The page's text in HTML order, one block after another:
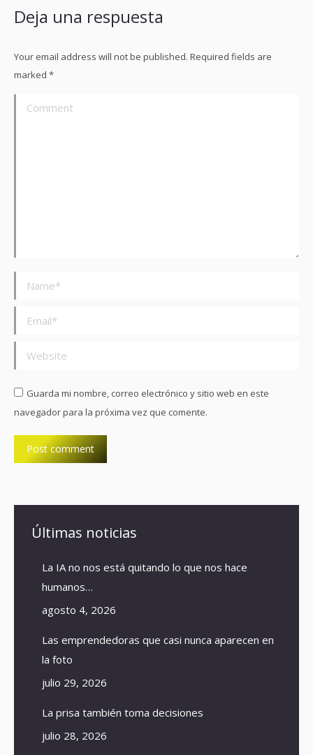
Deja una respuesta
Your email address will not be published. Required fields are
marked *
Comment
Name *
Email *
Website
Guarda mi nombre, correo electrónico y sitio web en este
navegador para la próxima vez que comente.
Post comment
Últimas noticias
La IA no nos está quitando lo que nos hace
humanos…
agosto 4, 2026
Las emprendedoras que casi nunca aparecen en
la foto
julio 29, 2026
La prisa también toma decisiones
julio 28, 2026